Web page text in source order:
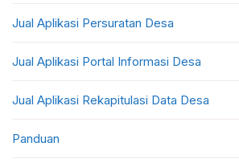
Jual Aplikasi Persuratan Desa
Jual Aplikasi Portal Informasi Desa
Jual Aplikasi Rekapitulasi Data Desa
Panduan